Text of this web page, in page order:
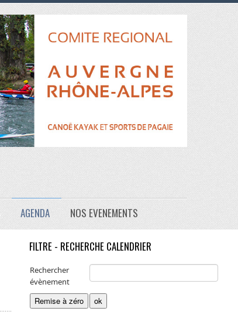
AGENDA NOS EVENEMENTS
FILTRE - RECHERCHE CALENDRIER
Rechercher
évènement